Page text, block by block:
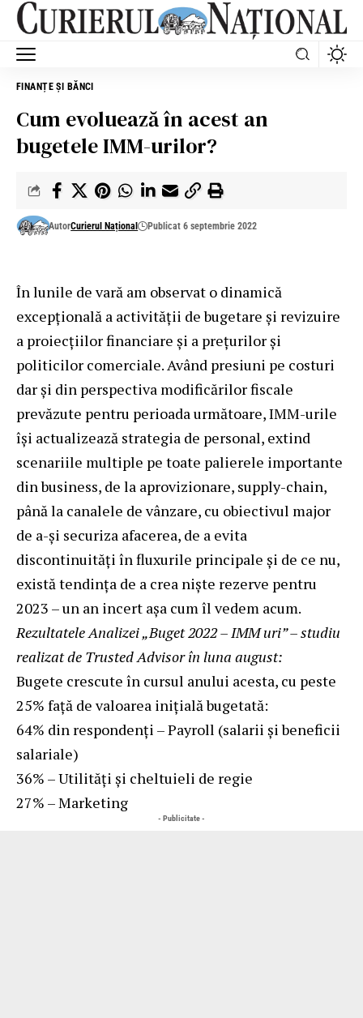
FINANȚE ȘI BĂNCI
Cum evoluează în acest an
bugetele IMM-urilor?
AutorCurierul Național Publicat 6 septembrie 2022
În lunile de vară am observat o dinamică
excepțională a activității de bugetare și revizuire
a proiecțiilor financiare și a prețurilor și
politicilor comerciale. Având presiuni pe costuri
dar și din perspectiva modificărilor fiscale
prevăzute pentru perioada următoare, IMM-urile
își actualizează strategia de personal, extind
scenariile multiple pe toate palierele importante
din business, de la aprovizionare, supply-chain,
până la canalele de vânzare, cu obiectivul major
de a-și securiza afacerea, de a evita
discontinuități în fluxurile principale și de ce nu,
există tendința de a crea niște rezerve pentru
2023 – un an incert așa cum îl vedem acum.
Rezultatele Analizei „Buget 2022 – IMM uri” – studiu
realizat de Trusted Advisor în luna august:
Bugete crescute în cursul anului acesta, cu peste
25% față de valoarea inițială bugetată:
64% din respondenți – Payroll (salarii și beneficii
salariale)
36% – Utilități și cheltuieli de regie
27% – Marketing
- Publicitate -